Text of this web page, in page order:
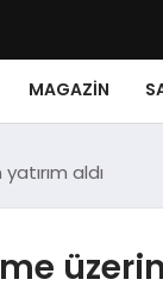
MAGAZIN
aldı